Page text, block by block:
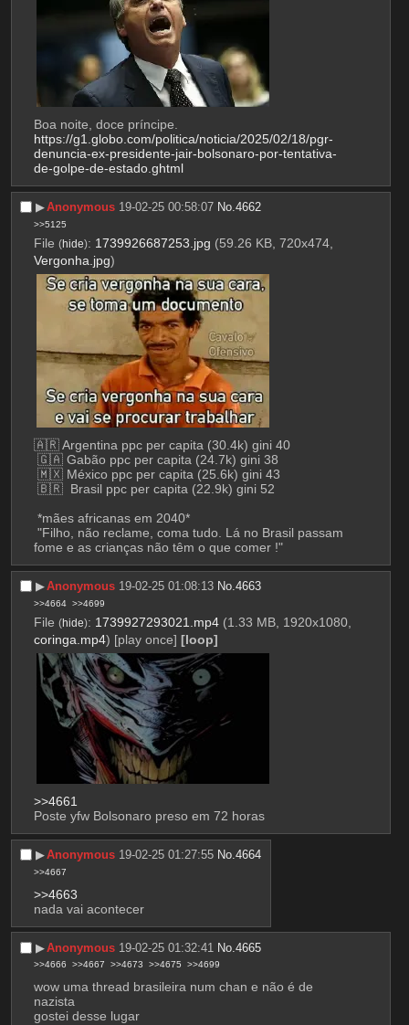
Boa noite, doce príncipe.
https://g1.globo.com/politica/noticia/2025/02/18/pgr-
denuncia-ex-presidente-jair-bolsonaro-por-tentativa-
de-golpe-de-estado.ghtml
▶︎Anonymous 19-02-25 00:58:07 No.4662
>>5125
File (hide): 1739926687253.jpg (59.26 KB, 720x474,
Vergonha.jpg)
🇦🇷 Argentina ppc per capita (30.4k) gini 40
*mães africanas em 2040*
fome e as crianças não têm o que comer !"
▶︎Anonymous 19-02-25 01:08:13 No.4663
>>4664 >>4699
File (hide): 1739927293021.mp4 (1.33 MB, 1920x1080,
coringa.mp4) [play once] [loop]
>>4661
Poste yfw Bolsonaro preso em 72 horas
▶︎Anonymous 19-02-25 01:27:55 No.4664
>>4667
>>4663
nada vai acontecer
▶︎Anonymous 19-02-25 01:32:41 No.4665
>>4666 >>4667 >>4673 >>4675 >>4699
wow uma thread brasileira num chan e não é de
nazista
gostei desse lugar